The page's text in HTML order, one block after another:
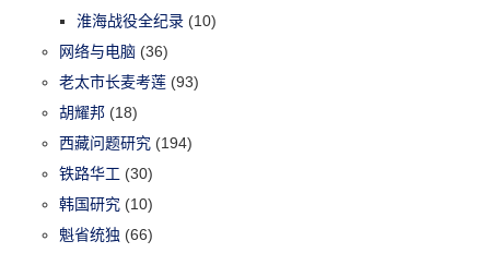
淮海战役全纪录 (10)
网络与电脑 (36)
老太市长麦考莲 (93)
胡耀邦 (18)
西藏问题研究 (194)
铁路华工 (30)
韩国研究 (10)
魁省统独 (66)